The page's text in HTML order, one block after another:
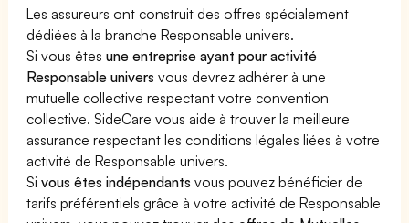
Les assureurs ont construit des offres spécialement
dédiées à la branche Responsable univers.
Si vous êtesune entreprise ayant pour activité
Responsable univers vous devrez adhérer à une
mutuelle collective respectant votre convention
collective. SideCare vous aide à trouver la meilleure
assurance respectant les conditions légales liées à votre
activité de Responsable univers.
Sivous êtes indépendants vous pouvez bénéficier de
tarifs préférentiels grâce à votre activité de Responsable